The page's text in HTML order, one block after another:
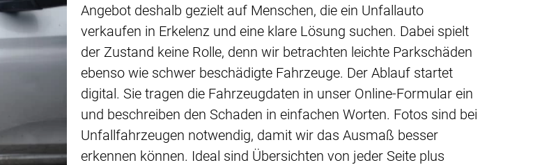
Angebot deshalb gezielt auf Menschen, die ein Unfallauto
verkaufen in Erkelenz und eine klare Lösung suchen. Dabei spielt
der Zustand keine Rolle, denn wir betrachten leichte Parkschäden
ebenso wie schwer beschädigte Fahrzeuge. Der Ablauf startet
digital. Sie tragen die Fahrzeugdaten in unser Online-Formular ein
und beschreiben den Schaden in einfachen Worten. Fotos sind bei
Unfallfahrzeugen notwendig, damit wir das Ausmaß besser
erkennen können. Ideal sind Übersichten von jeder Seite plus